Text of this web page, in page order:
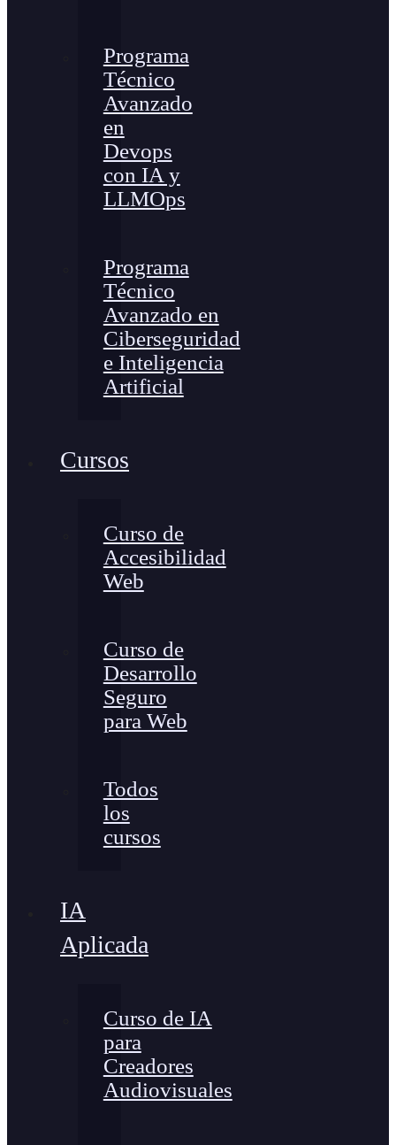
Programa
Técnico
Avanzado
en
Devops
con IA y
LLMOps
Programa
Técnico
Avanzado en
Ciberseguridad
e Inteligencia
Artificial
Cursos
Curso de
Accesibilidad
Web
Curso de
Desarrollo
Seguro
para Web
Todos
los
cursos
IA
Aplicada
Curso de IA
para
Creadores
Audiovisuales